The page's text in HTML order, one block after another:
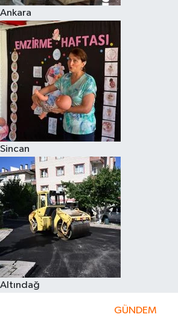
Ankara
Sincan
Altındağ
GÜNDEM